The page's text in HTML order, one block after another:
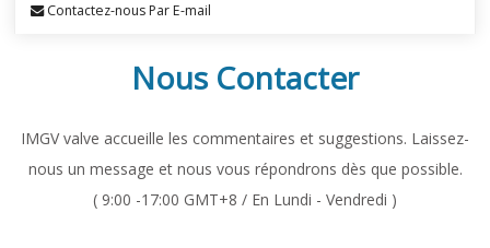
Contactez-nous Par E-mail
Nous Contacter
IMGV valve accueille les commentaires et suggestions. Laissez-
nous un message et nous vous répondrons dès que possible.
( 9:00 -17:00 GMT+8 / En Lundi - Vendredi )